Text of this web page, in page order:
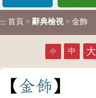
::: 首頁 > 辭典檢視 > 金飾
小 中 大
金飾